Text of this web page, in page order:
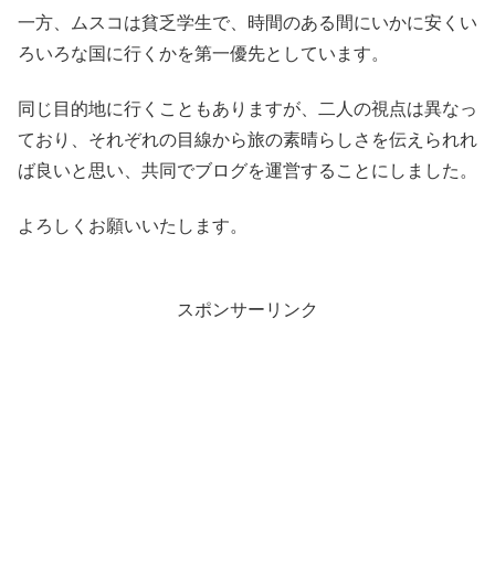
一方、ムスコは貧乏学生で、時間のある間にいかに安くい
ろいろな国に行くかを第一優先としています。
同じ目的地に行くこともありますが、二人の視点は異なっ
ており、それぞれの目線から旅の素晴らしさを伝えられれ
ば良いと思い、共同でブログを運営することにしました。
よろしくお願いいたします。
スポンサーリンク